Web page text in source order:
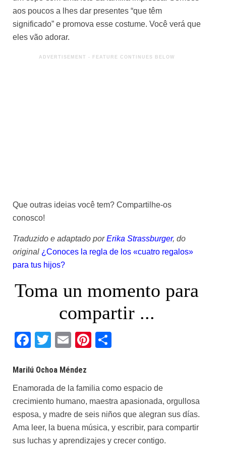
aos poucos a lhes dar presentes “que têm
significado” e promova esse costume. Você verá que
eles vão adorar.
Que outras ideias você tem? Compartilhe-os
conosco!
Traduzido e adaptado porErika Strassburger, do
original ¿Conoces la regla de los «cuatro regalos»
para tus hijos?
Toma un momento para
compartir ...
Facebook
Twitter
EmailPinterest
Marilú Ochoa Méndez
Enamorada de la familia como espacio de
crecimiento humano, maestra apasionada, orgullosa
esposa, y madre de seis niños que alegran sus días.
Ama leer, la buena música, y escribir, para compartir
sus luchas y aprendizajes y crecer contigo.